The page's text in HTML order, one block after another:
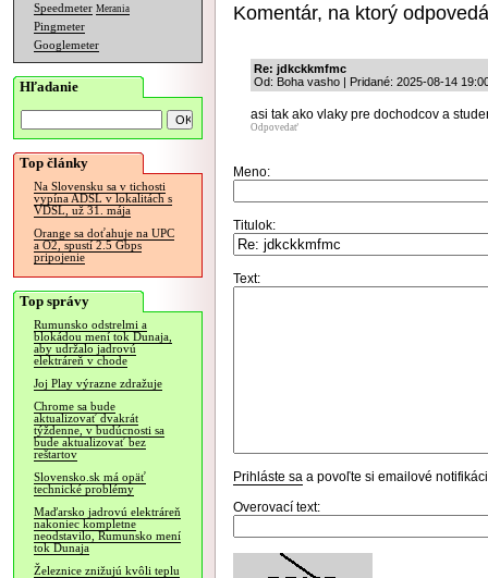
Speedmeter Merania
Pingmeter
Googlemeter
Hľadanie
Top články
Na Slovensku sa v tichosti
vypína ADSL v lokalitách s
VDSL, už 31. mája
Orange sa doťahuje na UPC
a O2, spustí 2.5 Gbps
pripojenie
Top správy
Rumunsko odstrelmi a
blokádou mení tok Dunaja,
aby udržalo jadrovú
elektráreň v chode
Joj Play výrazne zdražuje
Chrome sa bude
aktualizovať dvakrát
týždenne, v budúcnosti sa
bude aktualizovať bez
reštartov
Slovensko.sk má opäť
technické problémy
Maďarsko jadrovú elektráreň
nakoniec kompletne
neodstavilo, Rumunsko mení
tok Dunaja
Železnice znižujú kvôli teplu
Komentár, na ktorý
Re: jdkckkmfmc
Od: Boha vasho | Pridané: 2025-08-14
asi tak ako vlaky pre dochodcov a
Odpovedať
Meno:
Titulok:
Text:
Prihláste sa a povoľte si emailové
Overovací text: